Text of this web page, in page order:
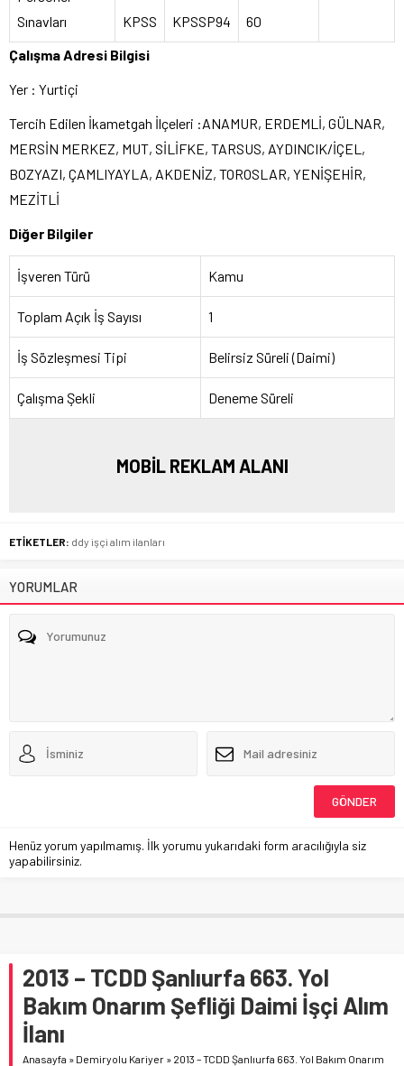
Sınavları
KPSS KPSSP94
60
Çalışma Adresi Bilgisi
Yer : Yurtiçi
Tercih Edilen İkametgah İlçeleri :ANAMUR, ERDEMLİ, GÜLNAR,
MERSİN MERKEZ, MUT, SİLİFKE, TARSUS, AYDINCIK/İÇEL,
BOZYAZI, ÇAMLIYAYLA, AKDENİZ, TOROSLAR, YENİŞEHİR,
MEZİTLİ
Diğer Bilgiler
İşveren Türü Kamu
Toplam Açık İş Sayısı 1
İş Sözleşmesi Tipi Belirsiz Süreli (Daimi)
Çalışma Şekli Deneme Süreli
MOBİL REKLAM ALANI
ETİKETLER: ddy işçi alım ilanları
YORUMLAR
Henüz yorum yapılmamış. İlk yorumu yukarıdaki form aracılığıyla siz
yapabilirsiniz.
2013 – TCDD Şanlıurfa 663. Yol
Bakım Onarım Şefliği Daimi İşçi Alım
İlanı
Anasayfa » Demiryolu Kariyer » 2013 – TCDD Şanlıurfa 663. Yol Bakım Onarım